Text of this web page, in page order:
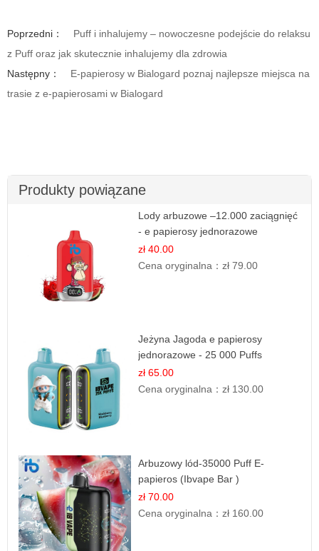
Poprzedni：
Puff i inhalujemy – nowoczesne podejście do relaksu
z Puff oraz jak skutecznie inhalujemy dla zdrowia
Następny：
E-papierosy w Bialogard poznaj najlepsze miejsca na
trasie z e-papierosami w Bialogard
Produkty powiązane
Lody arbuzowe –12.000 zaciągnięć
- e papierosy jednorazowe
zł 40.00
Cena oryginalna：zł 79.00
Jeżyna Jagoda e papierosy
jednorazowe - 25 000 Puffs
zł 65.00
Cena oryginalna：zł 130.00
Arbuzowy lód-35000 Puff E-
papieros (Ibvape Bar )
zł 70.00
Cena oryginalna：zł 160.00